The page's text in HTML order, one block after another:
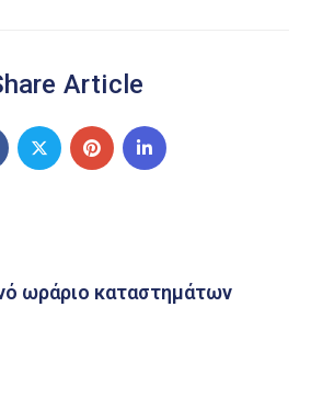
Article
ωράριο καταστημάτων